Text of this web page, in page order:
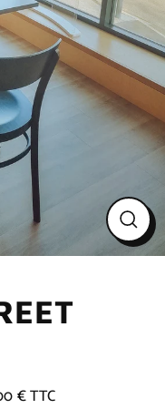
(Esc)
€ TTC